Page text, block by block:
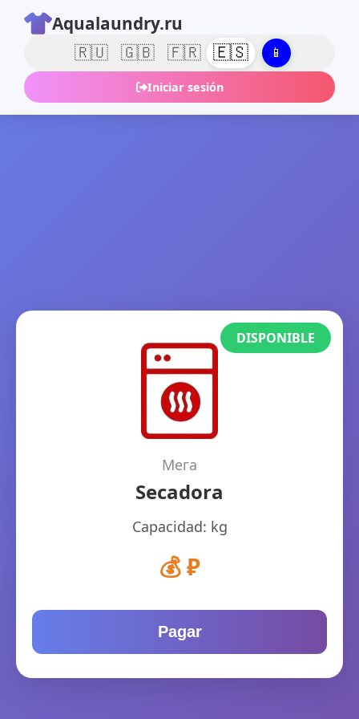
Aqualaundry.ru
🇷🇺 🇬🇧 🇫🇷 🇪🇸 📱
Iniciar sesión
DISPONIBLE
Мега
Secadora
Capacidad: kg
💰₽
Pagar